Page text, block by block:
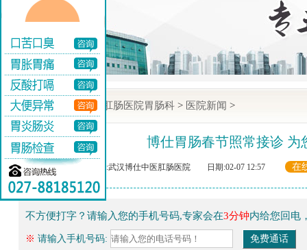
当前位置: 武汉博仕肛肠医院胃肠科 > 医院新闻 >
博仕胃肠春节照常接诊 为
来源:武汉博仕中医肛肠医院 日期:02-07 12:57 在
不方便打字？请输入您的手机号码,专家会在3分钟内给您回电
※ 请输入手机号码: